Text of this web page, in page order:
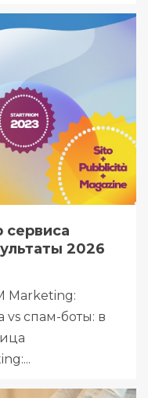
сервиса
2026
Marketing:
vs спам-боты: в